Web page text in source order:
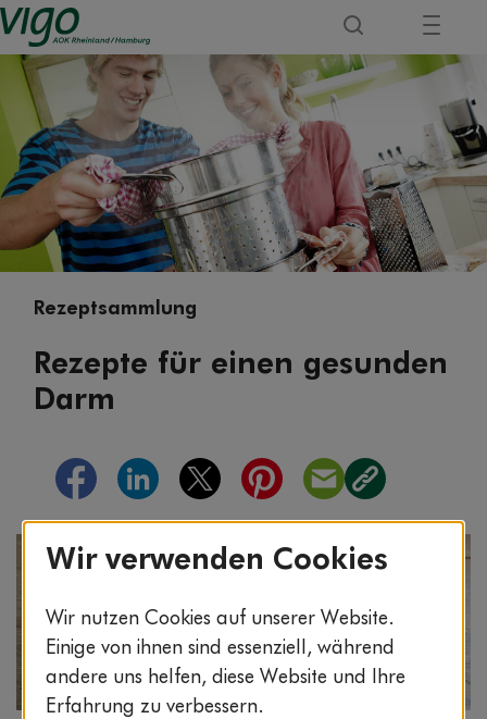
Rezeptsammlung
Rezepte für einen gesunden
Darm
Wir verwenden Cookies
Wir nutzen Cookies auf unserer Website.
Einige von ihnen sind essenziell, während
andere uns helfen, diese Website und Ihre
Erfahrung zu verbessern.